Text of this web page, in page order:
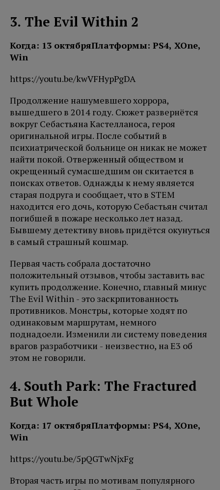
3. The Evil Within 2
Когда: 13 октябряПлатформы: PS4, XOne,
Win
https://youtu.be/kwVFHypPgDA
Продолжение нашумевшего хоррора,
вышедшего в 2014 году. Сюжет развернётся
вокруг Себастьяна Кастелланоса, героя
оригинальной игры. После событий в
психиатрической больнице он никак не может
найти покой. Отверженный обществом и
окрещенный сумасшедшим он скитается в
поисках ответов. Однажды к нему является
старая подруга и сообщает, что в STEM
находится его дочь, которую Себастьян считал
погибшей в пожаре несколько лет назад.
Бывшему детективу вновь придётся окунуться
в самый страшный кошмар.
Первая часть собрала достаточно
положительный отзывов, чтобы заставить вас
купить продолжение. Конечно, главный минус
The Evil Within - это заскрпитованность
противников. Монстры, которые ходят по
одинаковым маршрутам, немного
поднадоели. Изменили ли систему поведения
врагов разработчики - неизвестно, на E3 об
этом не говорили.
4. South Park: The Fractured
But Whole
Когда: 17 октябряПлатформы: PS4, XOne,
Win
https://youtu.be/5pQGTwNjxFg
Вторая часть игры по мотивам популярного